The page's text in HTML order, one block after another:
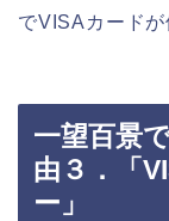
でVISAカードが
一望百景
由３．「
ー」